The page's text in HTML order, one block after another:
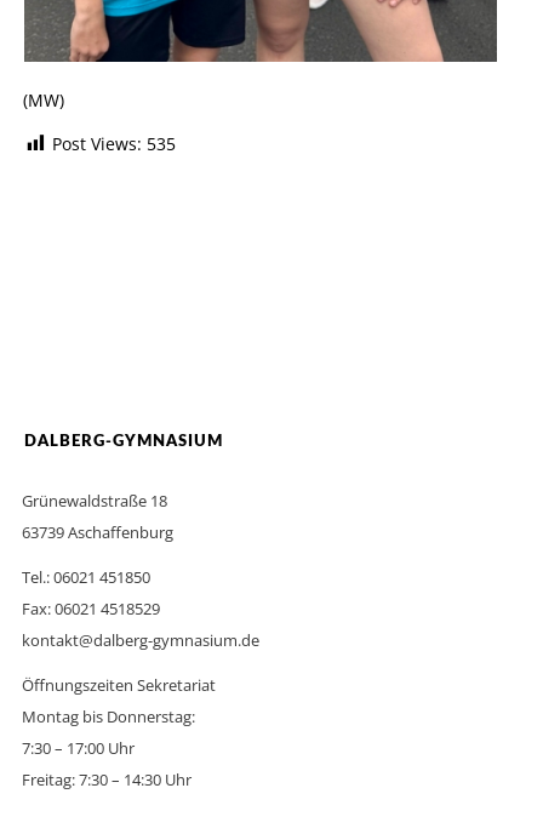
(MW)
Post Views: 535
DALBERG-GYMNASIUM
Grünewaldstraße 18
63739 Aschaffenburg
Tel.: 06021 451850
Fax: 06021 4518529
kontakt@dalberg-gymnasium.de
Öffnungszeiten Sekretariat
Montag bis Donnerstag:
7:30 – 17:00 Uhr
Freitag: 7:30 – 14:30 Uhr